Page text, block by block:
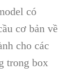
có
cơ bản về
cho các
trong box